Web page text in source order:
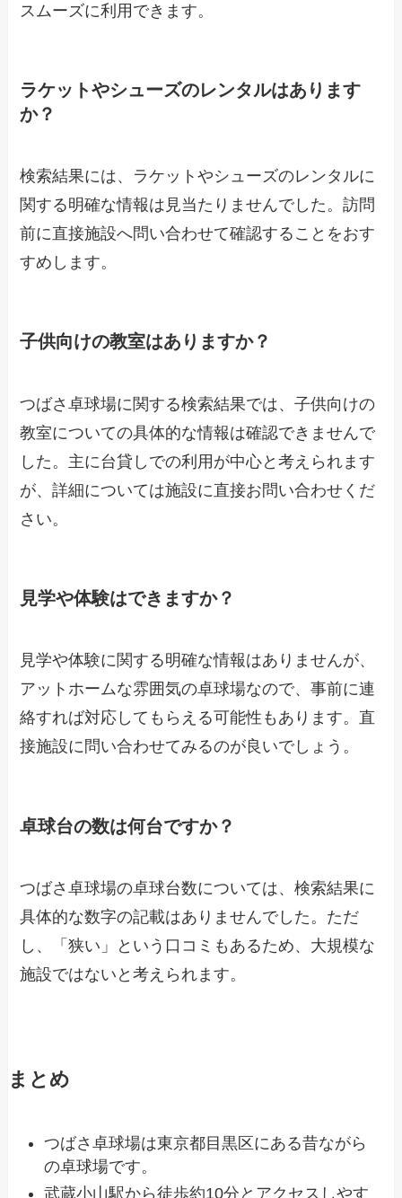
スムーズに利用できます。
ラケットやシューズのレンタルはあります
か？
検索結果には、ラケットやシューズのレンタルに
関する明確な情報は見当たりませんでした。訪問
前に直接施設へ問い合わせて確認することをおす
すめします。
子供向けの教室はありますか？
つばさ卓球場に関する検索結果では、子供向けの
教室についての具体的な情報は確認できませんで
した。主に台貸しでの利用が中心と考えられます
が、詳細については施設に直接お問い合わせくだ
さい。
見学や体験はできますか？
見学や体験に関する明確な情報はありませんが、
アットホームな雰囲気の卓球場なので、事前に連
絡すれば対応してもらえる可能性もあります。直
接施設に問い合わせてみるのが良いでしょう。
卓球台の数は何台ですか？
つばさ卓球場の卓球台数については、検索結果に
具体的な数字の記載はありませんでした。ただ
し、「狭い」という口コミもあるため、大規模な
施設ではないと考えられます。
まとめ
つばさ卓球場は東京都目黒区にある昔ながら
の卓球場です。
武蔵小山駅から徒歩約10分とアクセスしやす